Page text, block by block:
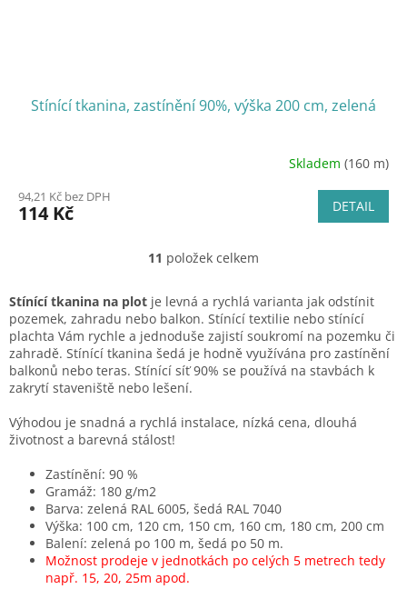
Stínící tkanina, zastínění 90%, výška 200 cm, zelená
Skladem (160 m)
94,21 Kč bez DPH
114 Kč DETAIL
O
l
á
d
a
c
r
ý
p
i
s
11 položek celkem
Stínící tkanina na plot je levná a rychlá varianta jak odstínit
pozemek, zahradu nebo balkon. Stínící textilie nebo stínící
plachta Vám rychle a jednoduše zajistí soukromí na pozemku či
zahradě. Stínící tkanina šedá je hodně využívána pro zastínění
balkonů nebo teras. Stínící síť 90% se používá na stavbách k
zakrytí staveniště nebo lešení.
Výhodou je snadná a rychlá instalace, nízká cena, dlouhá
životnost a barevná stálost!
Zastínění: 90 %
Gramáž: 180 g/m2
Barva: zelená RAL 6005, šedá RAL 7040
Výška: 100 cm, 120 cm, 150 cm, 160 cm, 180 cm, 200 cm
Balení: zelená po 100 m, šedá po 50 m.
Možnost prodeje v jednotkách po celých 5 metrech tedy
např. 15, 20, 25m apod.